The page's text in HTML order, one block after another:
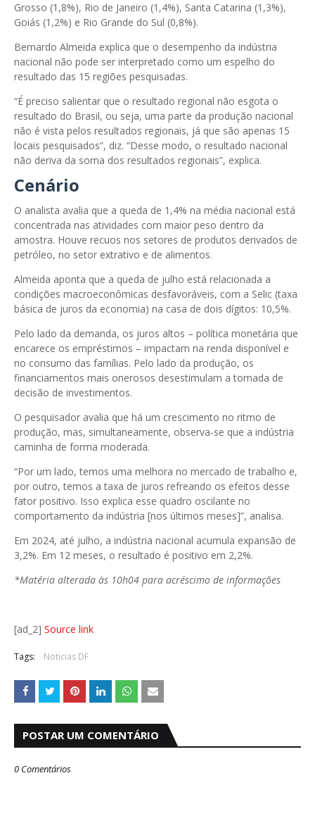
Grosso (1,8%), Rio de Janeiro (1,4%), Santa Catarina (1,3%),
Goiás (1,2%) e Rio Grande do Sul (0,8%).
Bernardo Almeida explica que o desempenho da indústria
nacional não pode ser interpretado como um espelho do
resultado das 15 regiões pesquisadas.
“É preciso salientar que o resultado regional não esgota o
resultado do Brasil, ou seja, uma parte da produção nacional
não é vista pelos resultados regionais, já que são apenas 15
locais pesquisados”, diz. “Desse modo, o resultado nacional
não deriva da soma dos resultados regionais”, explica.
Cenário
O analista avalia que a queda de 1,4% na média nacional está
concentrada nas atividades com maior peso dentro da
amostra. Houve recuos nos setores de produtos derivados de
petróleo, no setor extrativo e de alimentos.
Almeida aponta que a queda de julho está relacionada a
condições macroeconômicas desfavoráveis, com a Selic (taxa
básica de juros da economia) na casa de dois dígitos: 10,5%.
Pelo lado da demanda, os juros altos – política monetária que
encarece os empréstimos – impactam na renda disponível e
no consumo das famílias. Pelo lado da produção, os
financiamentos mais onerosos desestimulam a tomada de
decisão de investimentos.
O pesquisador avalia que há um crescimento no ritmo de
produção, mas, simultaneamente, observa-se que a indústria
caminha de forma moderada.
“Por um lado, temos uma melhora no mercado de trabalho e,
por outro, temos a taxa de juros refreando os efeitos desse
fator positivo. Isso explica esse quadro oscilante no
comportamento da indústria [nos últimos meses]”, analisa.
Em 2024, até julho, a indústria nacional acumula expansão de
3,2%. Em 12 meses, o resultado é positivo em 2,2%.
*Matéria alterada às 10h04 para acréscimo de informações
[ad_2] Source link
Tags: Noticias DF
POSTAR UM COMENTÁRIO
0 Comentários